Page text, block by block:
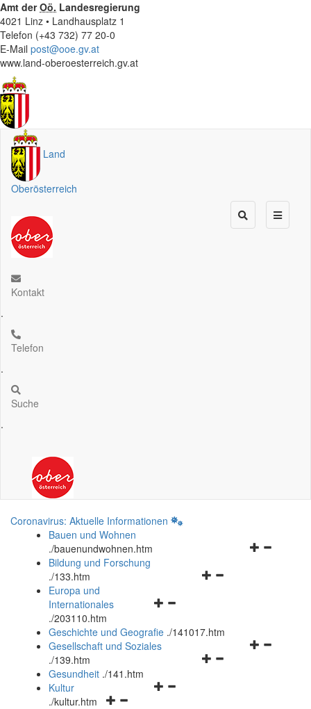
Amt derOö. Landesregierung
4021 Linz • Landhausplatz 1
Telefon (+43 732) 77 20-0
E-Mail post@ooe.gv.at
www.land-oberoesterreich.gv.at
Land
Oberösterreich
Kontakt
.
Telefon
.
Suche
.
Coronavirus: Aktuelle Informationen
Bauen und Wohnen
./bauenundwohnen.htm
Navigationsmenü
Bildung und Forschung
./133.htm
Navigationsmenü
und
schließen
Europa und
Internationales
./203110.htm
Geschichte und Geografie ./141017.htm
Navigationsmenü
Gesellschaft und Soziales
./139.htm
Navigationsmenü
Gesundheit ./141.htm
Navigationsmenü
Kultur
./kultur.htm